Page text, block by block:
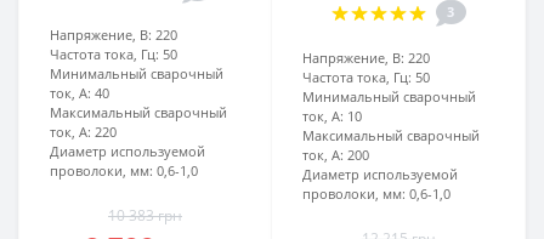
Напряжение, В: 220
Частота тока, Гц: 50
Минимальный сварочный
ток, А: 40
Максимальный сварочный
ток, А: 220
Диаметр используемой
проволоки, мм: 0,6-1,0
10 383 грн
3
Напряжение, В: 220
Частота тока, Гц: 50
Минимальный сварочный
ток, А: 10
Максимальный сварочный
ток, А: 200
Диаметр используемой
проволоки, мм: 0,6-1,0